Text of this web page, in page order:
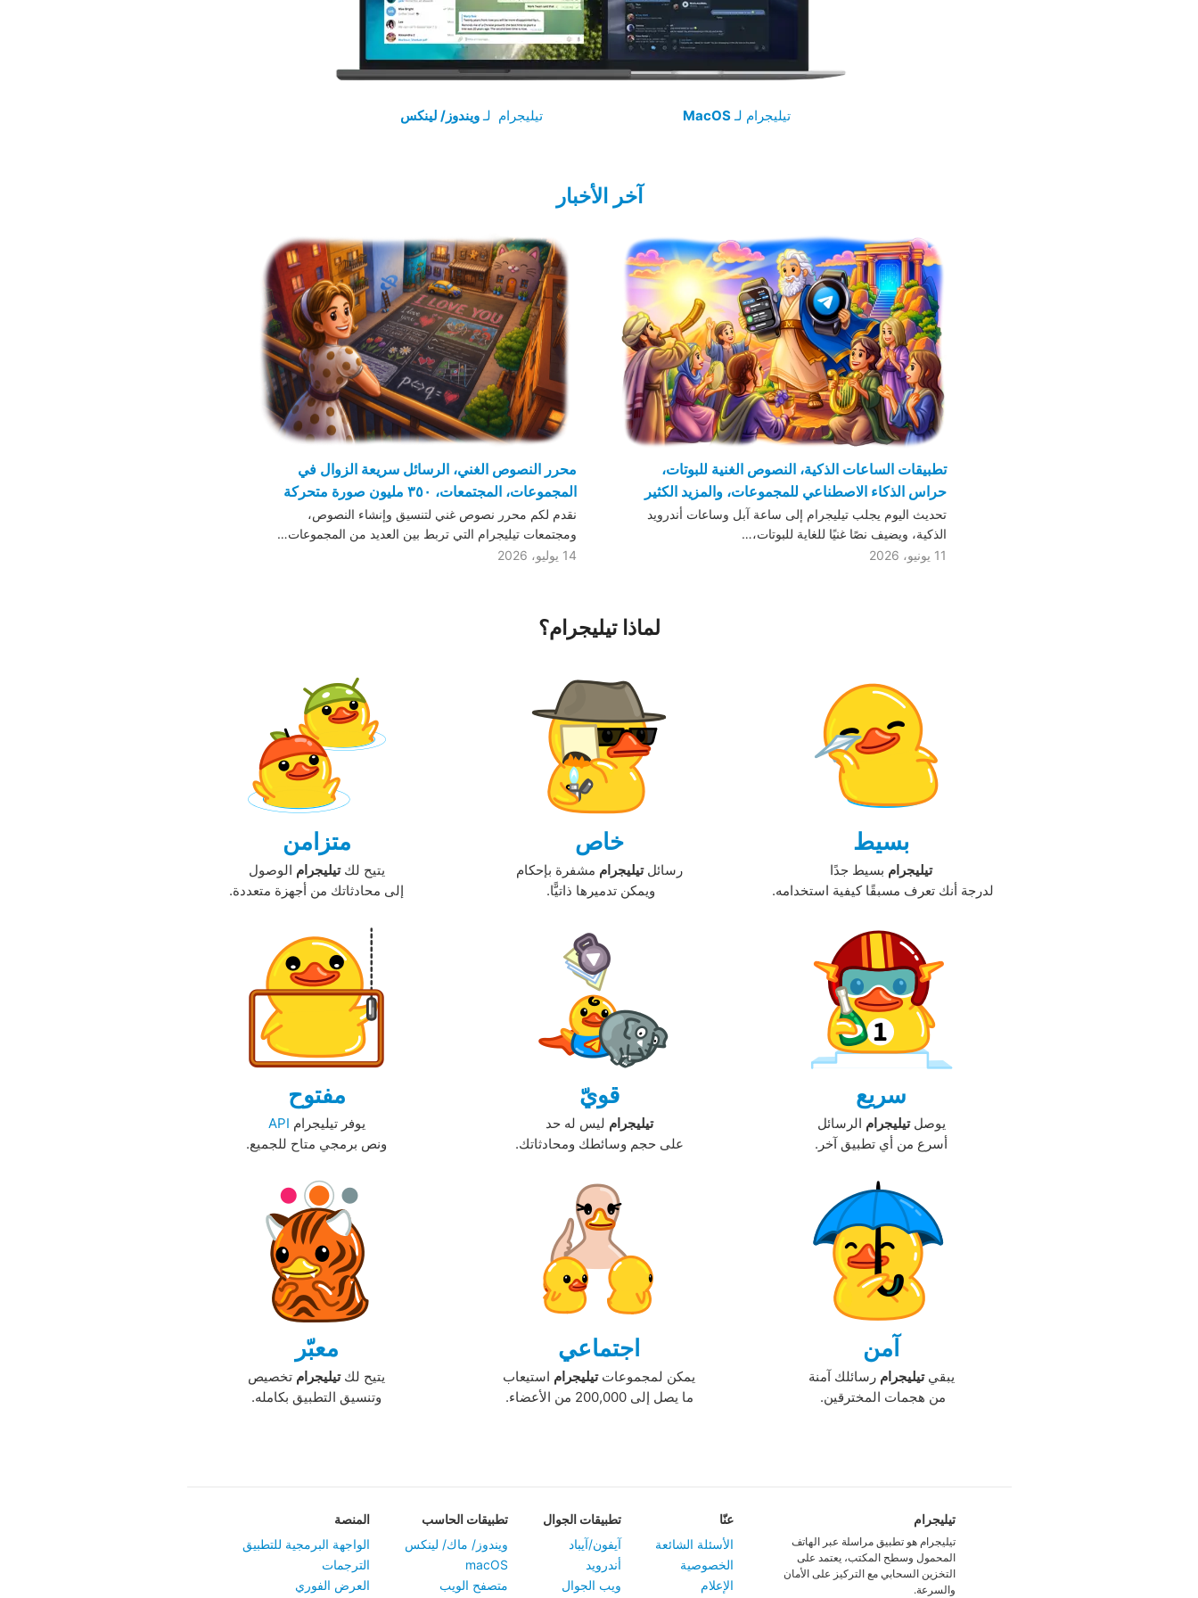
تيليجرام لـويندوز/ لينكس ‏تيليجرام لـMacOS
آخر الأخبار
محرر النصوص الغني، الرسائل سريعة الزوال في
المجموعات، المجتمعات، ٣٥٠ مليون صورة متحركة
نقدم لكم محرر نصوص غني لتنسيق وإنشاء النصوص،
ومجتمعات تيليجرام التي تربط بين العديد من المجموعات…
14 يوليو، 2026
تطبيقات الساعات الذكية، النصوص الغنية للبوتات،
حراس الذكاء الاصطناعي للمجموعات، والمزيد الكثير
تحديث اليوم يجلب تيليجرام إلى ساعة آبل وساعات أندرويد
الذكية، ويضيف نصًا غنيًا للغاية للبوتات،…
11 يونيو، 2026
لماذا تيليجرام؟
بسيط
تيليجرام بسيط جدًا
لدرجة أنك تعرف مسبقًا كيفية استخدامه. ‏
خاص
رسائلتيليجرام مشفرة بإحكام
ويمكن تدميرها ذاتيًّا. ‏
متزامن
يتيح لكتيليجرام الوصول
إلى محادثاتك من أجهزة متعددة.‏
سريع
يوصلتيليجرام الرسائل
أسرع من أي تطبيق آخر.‏
قويّ
تيليجرام ليس له حد
على حجم وسائطك ومحادثاتك.‏
مفتوح
يوفر تيليجرام API
ونص برمجي متاح للجميع.‏
آمن
يبقيتيليجرام رسائلك آمنة
من هجمات المخترقين. ‏
اجتماعي
يمكن لمجموعاتتيليجرام استيعاب
ما يصل إلى 200,000 من الأعضاء.‏
معبّر
يتيح لكتيليجرام تخصيص
وتنسيق التطبيق بكامله.‏
تيليجرام
تيليجرام هو تطبيق مراسلة عبر الهاتف
المحمول وسطح المكتب، يعتمد على
التخزين السحابي مع التركيز على الأمان
والسرعة. ‏
عنّا
الأسئلة الشائعة
الخصوصية
الإعلام
تطبيقات الجوال
آيفون/آيباد
أندرويد
ويب الجوال
تطبيقات الحاسب
ويندوز/ ماك/ لينكس
macOS
متصفح الويب
المنصة
الواجهة البرمجية للتطبيق
الترجمات
العرض الفوري